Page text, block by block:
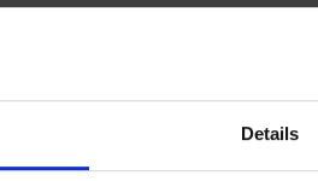
Details
unsere
für eine KI-Anwendung